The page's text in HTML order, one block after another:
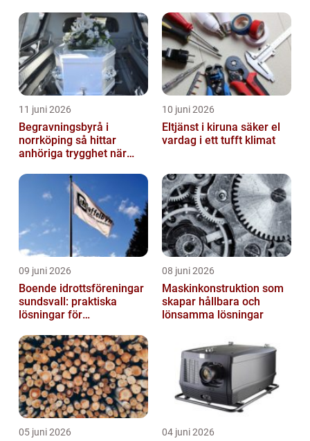
11 juni 2026
Begravningsbyrå i
norrköping så hittar
anhöriga trygghet när
10 juni 2026
Eltjänst i kiruna säker el
vardag i ett tufft klimat
09 juni 2026
Boende idrottsföreningar
sundsvall: praktiska
lösningar för
cuphelger
08 juni 2026
Maskinkonstruktion som
skapar hållbara och
lönsamma lösningar
05 juni 2026 04 juni 2026